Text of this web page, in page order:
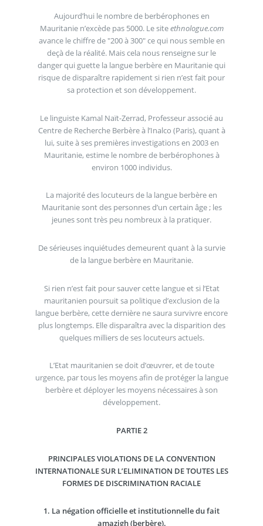
Aujourd’hui le nombre de berbérophones en
Mauritanie n’excède pas 5000. Le siteethnologue.com
avance le chiffre de "200 à 300" ce qui nous semble en
deçà de la réalité. Mais cela nous renseigne sur le
danger qui guette la langue berbère en Mauritanie qui
risque de disparaître rapidement si rien n’est fait pour
sa protection et son développement.
Le linguiste Kamal Naït-Zerrad, Professeur associé au
Centre de Recherche Berbère à l’Inalco (Paris), quant à
lui, suite à ses premières investigations en 2003 en
Mauritanie, estime le nombre de berbérophones à
environ 1000 individus.
La majorité des locuteurs de la langue berbère en
Mauritanie sont des personnes d’un certain âge ; les
jeunes sont très peu nombreux à la pratiquer.
De sérieuses inquiétudes demeurent quant à la survie
de la langue berbère en Mauritanie.
Si rien n’est fait pour sauver cette langue et si l’Etat
mauritanien poursuit sa politique d’exclusion de la
langue berbère, cette dernière ne saura survivre encore
plus longtemps. Elle disparaîtra avec la disparition des
quelques milliers de ses locuteurs actuels.
L’Etat mauritanien se doit d’œuvrer, et de toute
urgence, par tous les moyens afin de protéger la langue
berbère et déployer les moyens nécessaires à son
développement.
PARTIE 2
PRINCIPALES VIOLATIONS DE LA CONVENTION
INTERNATIONALE SUR L’ELIMINATION DE TOUTES LES
FORMES DE DISCRIMINATION RACIALE
1. La négation officielle et institutionnelle du fait
amazigh (berbère).